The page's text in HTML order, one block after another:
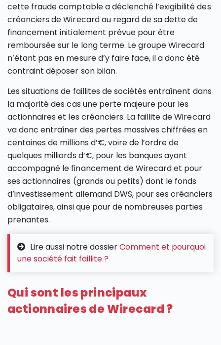
cette fraude comptable a déclenché l’exigibilité des
créanciers de Wirecard au regard de sa dette de
financement initialement prévue pour être
remboursée sur le long terme. Le groupe Wirecard
n’étant pas en mesure d’y faire face, il a donc été
contraint déposer son bilan.
Les situations de faillites de sociétés entraînent dans
la majorité des cas une perte majeure pour les
actionnaires et les créanciers. La faillite de Wirecard
va donc entraîner des pertes massives chiffrées en
centaines de millions d’€, voire de l’ordre de
quelques milliards d’€, pour les banques ayant
accompagné le financement de Wirecard et pour
ses actionnaires (grands ou petits) dont le fonds
d’investissement allemand DWS, pour ses créanciers
obligataires, ainsi que pour de nombreuses parties
prenantes.
Lire aussi notre dossierComment et pourquoi
une société fait faillite ?
Qui sont les principaux
actionnaires de Wirecard ?